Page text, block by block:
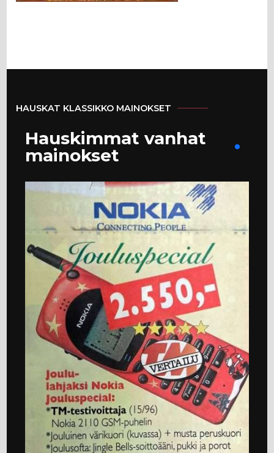
HAUSKAT KLASSIKKO MAINOKSET
Hauskimmat vanhat
mainokset